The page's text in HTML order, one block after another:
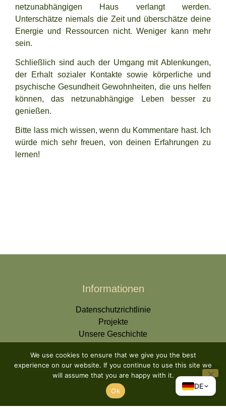
netzunabhängigen Haus verlangt werden.
Unterschätze niemals die Zeit und überschätze deine
Energie und Ressourcen nicht. Weniger kann mehr
sein.
Schließlich sind auch der Umgang mit Ablenkungen,
der Erhalt sozialer Kontakte sowie körperliche und
psychische Gesundheit Gewohnheiten, die uns helfen
können, das netzunabhängige Leben besser zu
genießen.
Bitte lass mich wissen, wenn du Kommentare hast. Ich
würde mich sehr freuen, von deinen Erfahrungen zu
lernen!
Informationen
Datenschutzrichtlinie
Projekte
Unsere Geschichte
Wissensdatenbank
Prozess
Häufig gestellte Fragen
We use cookies to ensure that we give you the best
experience on our website. If you continue to use this site we
will assume that you are happy with it.
Ok
DE